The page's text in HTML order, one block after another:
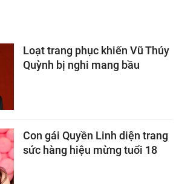
Loạt trang phục khiến Vũ Thúy
Quỳnh bị nghi mang bầu
Con gái Quyền Linh diện trang
sức hàng hiệu mừng tuổi 18